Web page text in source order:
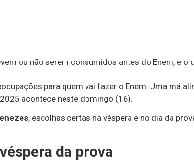
ou não serem consumidos antes do Enem, e o
para quem vai fazer o Enem. Uma má
acontece neste domingo (16).
, escolhas certas na véspera e no dia da
da prova